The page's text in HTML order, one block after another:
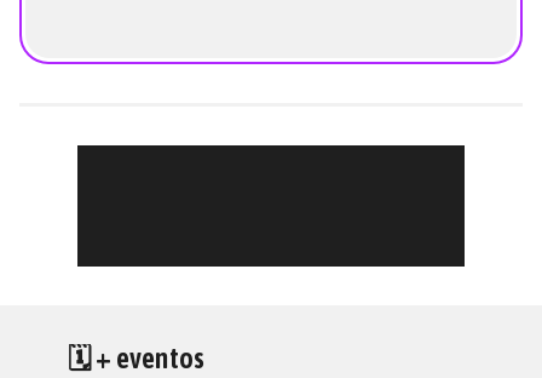
🗓 + eventos